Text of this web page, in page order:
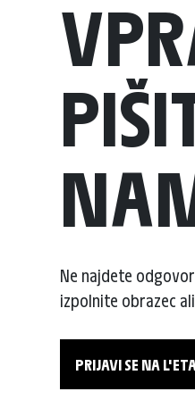
Ne najdete
izpolnite obrazec
PRIJAVI SE NA